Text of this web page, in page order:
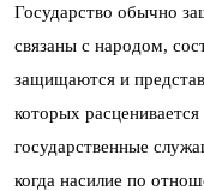
Государство обычно
связаны с народом,
защищаются и
которых
государственные
когда насилие по